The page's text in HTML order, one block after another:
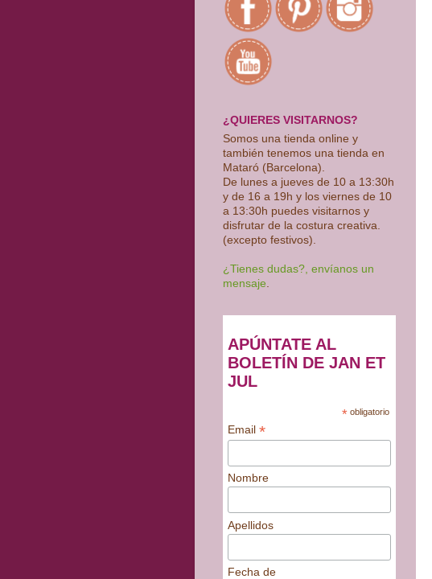
¿QUIERES VISITARNOS?
Somos una tienda online y
también tenemos una tienda en
Mataró (Barcelona).
De lunes a jueves de 10 a 13:30h
y de 16 a 19h y los viernes de 10
a 13:30h puedes visitarnos y
disfrutar de la costura creativa.
(excepto festivos).
¿Tienes dudas?, envíanos un
mensaje.
APÚNTATE AL
BOLETÍN DE JAN ET
JUL
*obligatorio
Email*
Nombre
Apellidos
Fecha de